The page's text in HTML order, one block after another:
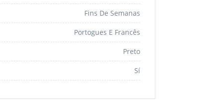
Fins De Semanas
Portogues E Francês
Preto
Sí